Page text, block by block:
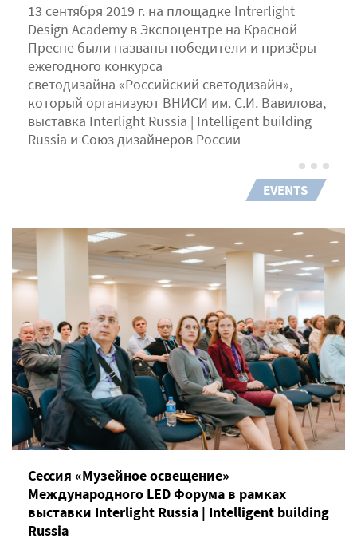
13 сентября 2019 г. на площадке Intrerlight
Design Academy в Экспоцентре на Красной
Пресне были названы победители и призёры
ежегодного конкурса
светодизайна «Российский светодизайн»,
который организуют ВНИСИ им. С.И. Вавилова,
выставка Interlight Russia | Intelligent building
Russia и Союз дизайнеров России
EVENTS
Сессия «Музейное освещение»
Международного LED Форума в рамках
выставки Interlight Russia | Intelligent building
Russia